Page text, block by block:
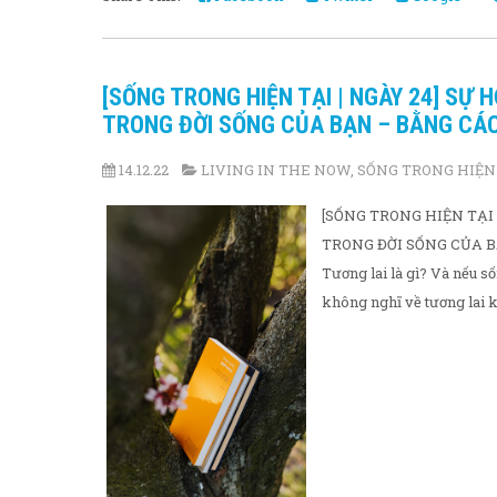
[SỐNG TRONG HIỆN TẠI | NGÀY 24] SỰ
TRONG ĐỜI SỐNG CỦA BẠN – BẰNG
14.12.22 LIVING IN THE NOW, SỐNG TRONG
[SỐNG TRONG HIỆN
TRONG ĐỜI SỐNG CỦA
Tương lai là gì? Và nếu
không nghĩ về tương lai